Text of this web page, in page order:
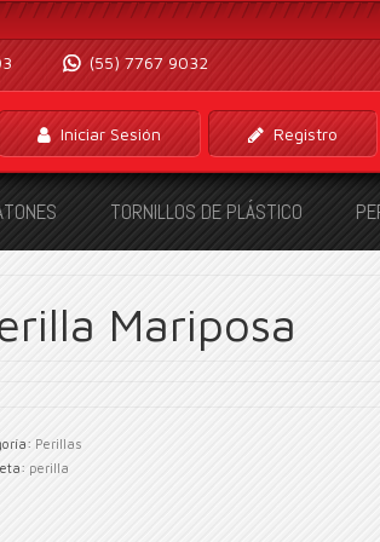
(55) 7767 9032
Iniciar Sesión Registro
TORNILLOS DE PLÁSTICO
Mariposa
Perillas
perilla